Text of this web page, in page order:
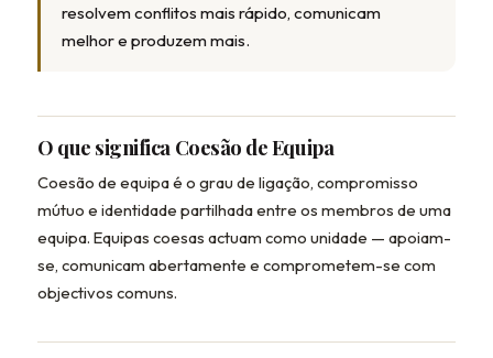
resolvem conflitos mais rápido, comunicam
melhor e produzem mais.
O que significa Coesão de Equipa
Coesão de equipa é o grau de ligação, compromisso
mútuo e identidade partilhada entre os membros de uma
equipa. Equipas coesas actuam como unidade — apoiam-
se, comunicam abertamente e comprometem-se com
objectivos comuns.